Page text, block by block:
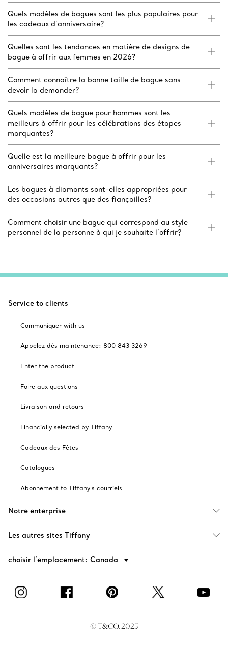
Quels modèles de bagues sont les plus populaires pour
les cadeaux d’anniversaire?
Quelles sont les tendances en matière de designs de
bague à offrir aux femmes en 2026?
Comment connaître la bonne taille de bague sans
devoir la demander?
Quels modèles de bague pour hommes sont les
meilleurs à offrir pour les célébrations des étapes
marquantes?
Quelle est la meilleure bague à offrir pour les
anniversaires marquants?
Les bagues à diamants sont-elles appropriées pour
des occasions autres que des fiançailles?
Comment choisir une bague qui correspond au style
personnel de la personne à qui je souhaite l’offrir?
Service to clients
Communiquer with us
Appelez dès maintenance: 800 843 3269
Enter the product
Foire aux questions
Livraison and retours
Financially selected by Tiffany
Cadeaux des Fêtes
Catalogues
Abonnement to Tiffany's courriels
Notre enterprise
Les autres sites Tiffany
choisir l’emplacement: Canada
© T&CO. 2025